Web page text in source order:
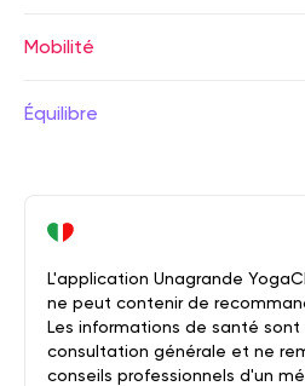
Mobilité
Équilibre
L'application Unagrande
ne peut contenir de
Les informations de santé
consultation générale et ne
conseils professionnels d'un